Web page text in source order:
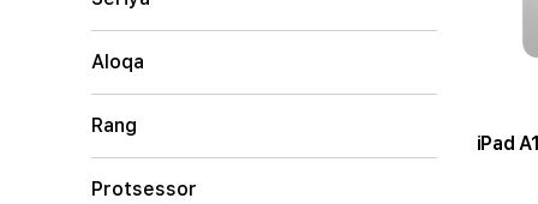
Aloqa
Rang
Protsessor
iPad